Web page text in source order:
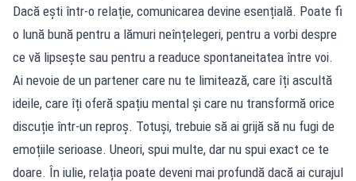
Dacă ești într-o relație, comunicarea devine esențială. Poate fi
o lună bună pentru a lămuri neînțelegeri, pentru a vorbi despre
ce vă lipsește sau pentru a readuce spontaneitatea între voi.
Ai nevoie de un partener care nu te limitează, care îți ascultă
ideile, care îți oferă spațiu mental și care nu transformă orice
discuție într-un reproș. Totuși, trebuie să ai grijă să nu fugi de
emoțiile serioase. Uneori, spui multe, dar nu spui exact ce te
doare. În iulie, relația poate deveni mai profundă dacă ai curajul